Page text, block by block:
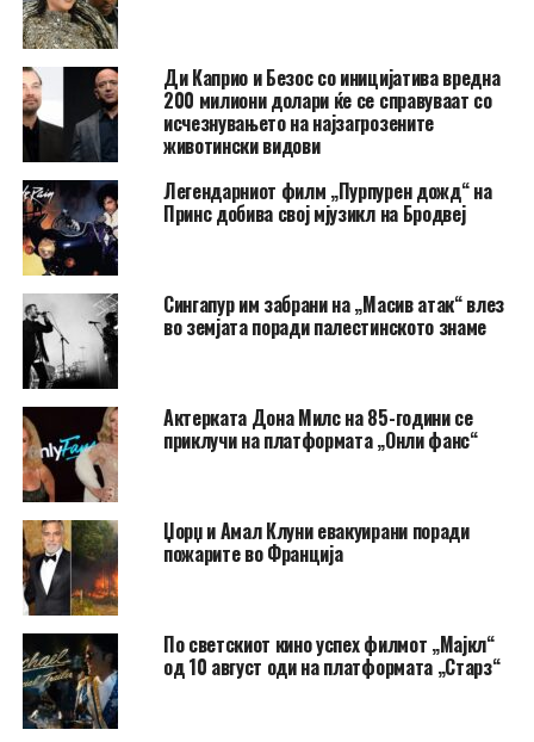
Ди Каприо и Безос со иницијатива вредна
200 милиони долари ќе се справуваат со
исчезнувањето на најзагрозените
животински видови
Легендарниот филм „Пурпурен дожд“ на
Принс добива свој мјузикл на Бродвеј
Сингапур им забрани на „Масив атак“ влез
во земјата поради палестинското знаме
Актерката Дона Милс на 85-години се
приклучи на платформата „Онли фанс“
Џорџ и Амал Клуни евакуирани поради
пожарите во Франција
По светскиот кино успех филмот „Мајкл“
од 10 август оди на платформата „Старз“